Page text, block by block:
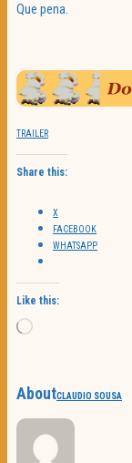
Que pena.
TRAILER
Share this:
X
FACEBOOK
WHATSAPP
Like this:
Loading…
AboutCLAUDIO SOUSA